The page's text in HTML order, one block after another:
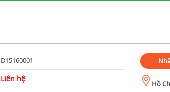
D15160001
Liên hệ
Hồ